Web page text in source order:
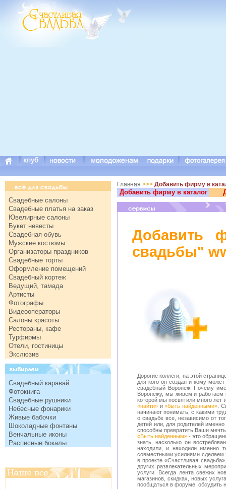
Свадебные салоны
Свадебные платья на заказ
Ювелирные салоны
Букет невесты
Свадебная обувь
Мужские костюмы
Организаторы праздников
Свадебные торты
Оформление помещений
Свадебный кортеж
Ведущий, тамада
Артисты
Фотографы
Видеооператоры
Салоны красоты
Рестораны, кафе
Турфирмы
Отели, гостиницы
Экслюзив
Свадебный каравай
Фотокнига
Свадебные рушники
Небесные фонарики
Живые бабочки
Шоколадные фонтаны
Венчальные иконы
Расписные бокалы
Главная >>> Добавить фирму в
Добавить фирму в каталог
Добавить
свадьбы"
Дорогие коллеги, на этой
для кого он создан и кому
свадебный Воронеж. Почему
Воронежу, мы живем и работаем
которой мы посвятили много лет
«найти» и«быть найденными».
начинают понимать, с какими
о свадьбе все, независимо от
детей или, для родителей
способны превратить Ваши
«Быть найденным» - это
знать, насколько он
находили, и находили именно
совместными усилиями сделаем
в проекте «Счастливая
других развлекательных
услуги. Всегда лента свежих
магазинов, скидках, новых
пообщаться в форуме, обсудить